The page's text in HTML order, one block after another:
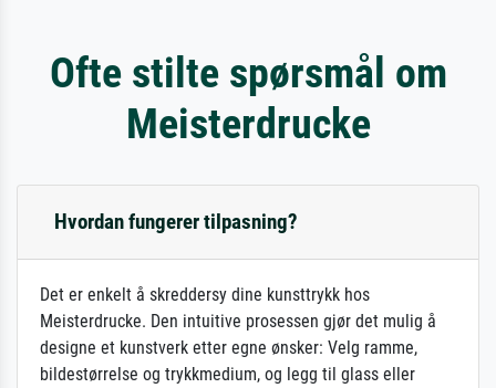
Ofte stilte spørsmål om
Meisterdrucke
Hvordan fungerer tilpasning?
Det er enkelt å skreddersy dine kunsttrykk hos
Meisterdrucke. Den intuitive prosessen gjør det mulig å
designe et kunstverk etter egne ønsker: Velg ramme,
bildestørrelse og trykkmedium, og legg til glass eller